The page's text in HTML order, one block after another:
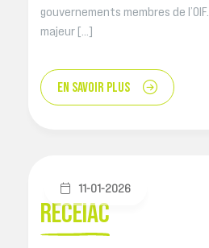
gouvernements membres de l’OIF.
majeur […]
EN SAVOIR PLUS
11-01-2026
RECEIAC